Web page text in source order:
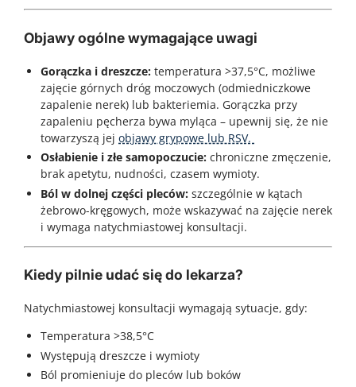
Objawy ogólne wymagające uwagi
Gorączka i dreszcze: temperatura >37,5°C, możliwe
zajęcie górnych dróg moczowych (odmiedniczkowe
zapalenie nerek) lub bakteriemia. Gorączka przy
zapaleniu pęcherza bywa myląca – upewnij się, że nie
towarzyszą jej objawy grypowe lub RSV.
Osłabienie i złe samopoczucie: chroniczne zmęczenie,
brak apetytu, nudności, czasem wymioty.
Ból w dolnej części pleców: szczególnie w kątach
żebrowo-kręgowych, może wskazywać na zajęcie nerek
i wymaga natychmiastowej konsultacji.
Kiedy pilnie udać się do lekarza?
Natychmiastowej konsultacji wymagają sytuacje, gdy:
Temperatura >38,5°C
Występują dreszcze i wymioty
Ból promieniuje do pleców lub boków